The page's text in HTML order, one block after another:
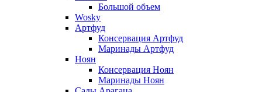
Большой объем
Wosky
Артфуд
Консервация Артфуд
Маринады Артфуд
Ноян
Консервация Ноян
Маринады Ноян